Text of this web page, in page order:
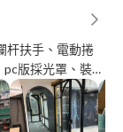
杆扶手、電動捲
版採光罩、裝潢